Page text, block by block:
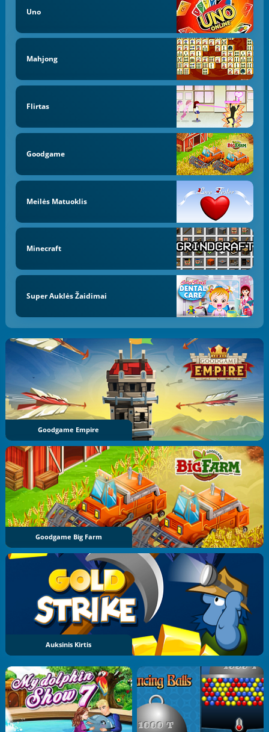
Uno
Mahjong
Flirtas
Goodgame
Meilės Matuoklis
Minecraft
Super Auklės Žaidimai
Goodgame Empire
Goodgame Big Farm
Auksinis Kirtis